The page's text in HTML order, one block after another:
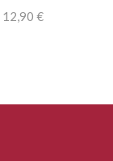
12,90 €